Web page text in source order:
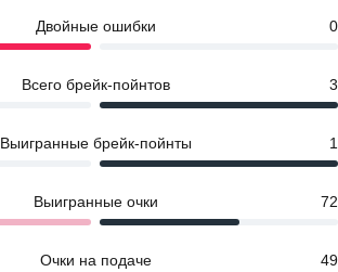
Двойные ошибки 0
Всего брейк-пойнтов 3
Выигранные брейк-пойнты 1
Выигранные очки 72
Очки на подаче 49